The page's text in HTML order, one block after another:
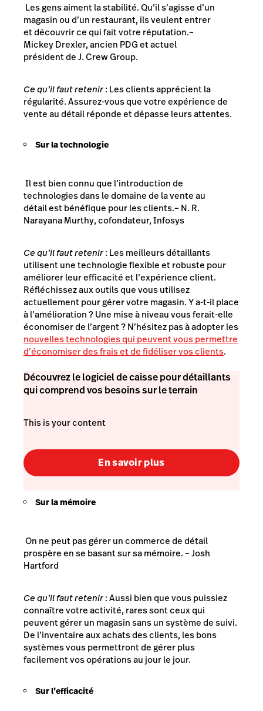
Les gens aiment la stabilité. Qu’il s’agisse d’un
magasin ou d’un restaurant, ils veulent entrer
et découvrir ce qui fait votre réputation.–
Mickey Drexler, ancien PDG et actuel
président de J. Crew Group.
Ce qu’il faut retenir: Les clients apprécient la
régularité. Assurez-vous que votre expérience de
vente au détail réponde et dépasse leurs attentes.
Sur la technologie
Il est bien connu que l’introduction de
technologies dans le domaine de la vente au
détail est bénéfique pour les clients.– N. R.
Narayana Murthy, cofondateur, Infosys
Ce qu’il faut retenir: Les meilleurs détaillants
utilisent une technologie flexible et robuste pour
améliorer leur efficacité et l’expérience client.
Réfléchissez aux outils que vous utilisez
actuellement pour gérer votre magasin. Y a-t-il place
à l’amélioration ? Une mise à niveau vous ferait-elle
économiser de l’argent ? N’hésitez pas à adopter les
nouvelles technologies qui peuvent vous permettre
d’économiser des frais et de fidéliser vos clients.
Découvrez le logiciel de caisse pour détaillants
qui comprend vos besoins sur le terrain
This is your content
En savoir plus
Sur la mémoire
On ne peut pas gérer un commerce de détail
prospère en se basant sur sa mémoire.– Josh
Hartford
Ce qu’il faut retenir: Aussi bien que vous puissiez
connaître votre activité, rares sont ceux qui
peuvent gérer un magasin sans un système de suivi.
De l’inventaire aux achats des clients, les bons
systèmes vous permettront de gérer plus
facilement vos opérations au jour le jour.
Sur l’efficacité